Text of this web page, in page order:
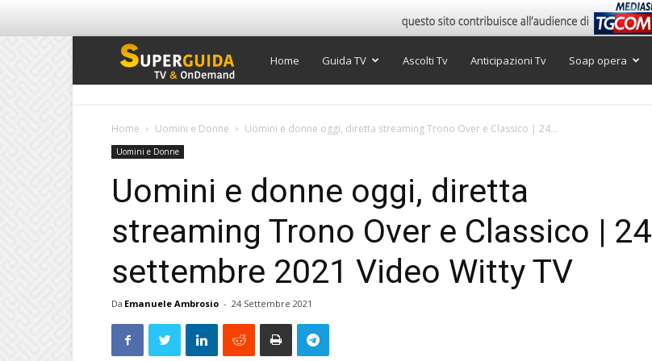
Super
Home Guida TV Ascolti Tv Anticipazioni Tv Soap opera
Home Uomini e Donne Uomini e donne oggi, diretta streaming Trono Over e Classico | 24...
Uomini e Donne
Uomini e donne oggi, diretta
streaming Trono Over e Classico | 24
settembre 2021 Video Witty TV
Da Emanuele Ambrosio - 24 Settembre 2021